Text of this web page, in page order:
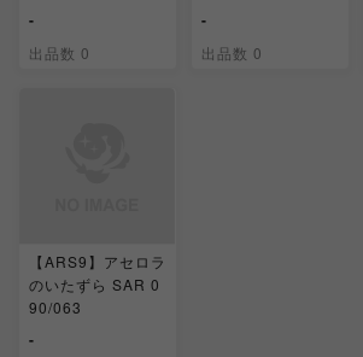
-
出品数 0
-
出品数 0
【ARS9】アセロラ
のいたずら SAR 0
90/063
-